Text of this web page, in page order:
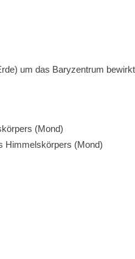
um das Baryzentrum
(Mond)
Himmelskörpers (Mond)